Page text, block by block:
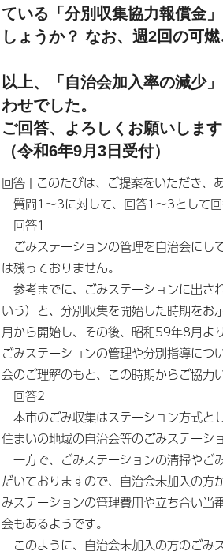
ている「分別収集協力報償金
しょうか？ なお、週2回の可
以上、「自治会加入率の減少
わせでした。
ご回答、よろしくお願いします
（令和6年9月3日受付）
回答 | このたびは、ご提案をいただき、
質問1～3に対して、回答1～3として回
回答1
ごみステーションの管理を自治会にし
は残っておりません。
参考までに、ごみステーションに出さ
いう）と、分別収集を開始した時期を
月から開始し、その後、昭和59年8月よ
ごみステーションの管理や分別指導に
会のご理解のもと、この時期からご協力
回答2
本市のごみ収集はステーション方式と
住まいの地域の自治会等のごみステーシ
一方で、ごみステーションの清掃やご
だいておりますので、自治会未加入の方
みステーションの管理費用や立ち合い当
会もあるようです。
このように、自治会未加入の方のごみ